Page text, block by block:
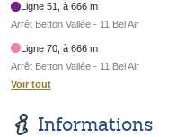
Ligne 51, à 666 m
Arrêt Betton Vallée - 11 Bel Air
Ligne 70, à 666 m
Arrêt Betton Vallée - 11 Bel Air
Voir tout
Informations